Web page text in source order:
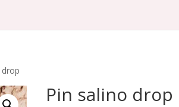
Pin salino drop